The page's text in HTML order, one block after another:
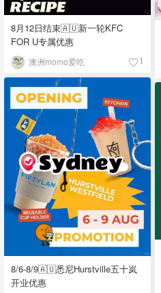
8月12日结束🇦🇺新一轮KFC
FOR U专属优惠
澳洲momo爱吃 1
8/6-8/9🇦🇺悉尼Hurstville五十岚
开业优惠